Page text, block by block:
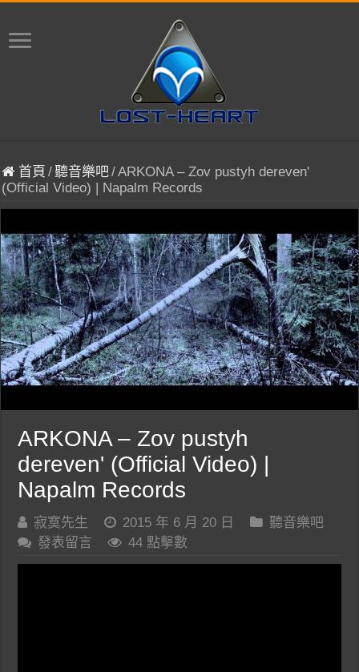
首頁 /聽音樂吧/ARKONA – Zov pustyh dereven'
(Official Video) | Napalm Records
ARKONA – Zov pustyh
dereven' (Official Video) |
Napalm Records
寂寞先生 2015 年 6 月 20 日
聽音樂吧
發表留言
44 點擊數